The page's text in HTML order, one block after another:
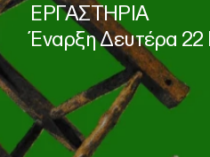
ΕΡΓΑΣΤΗΡΙΑ
Έναρξη Δευτέρα 22